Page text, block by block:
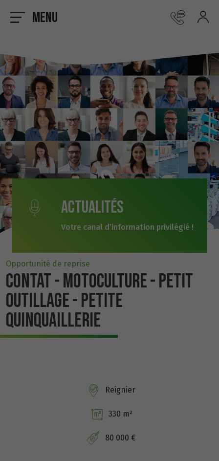
Menu
Actualités
Votre canal d’information privilégié !
Opportunité de reprise
CONTAT - MOTOCULTURE - PETIT
OUTILLAGE - PETITE
QUINQUAILLERIE
Reignier
330 m²
80 000 €